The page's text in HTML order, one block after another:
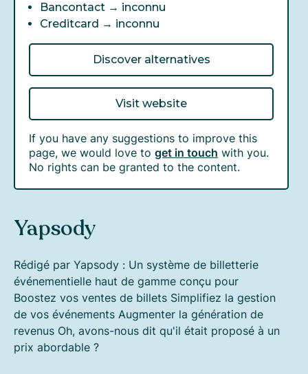
Yapsody
Rédigé par Yapsody : Un système de billetterie
événementielle haut de gamme conçu pour
Boostez vos ventes de billets Simplifiez la gestion
de vos événements Augmenter la génération de
revenus Oh, avons-nous dit qu'il était proposé à un
prix abordable ?
Bancontact → inconnu
Creditcard → inconnu
Discover alternatives
Visit website
If you have any suggestions to improve this
page, we would love to get in touch with you.
No rights can be granted to the content.